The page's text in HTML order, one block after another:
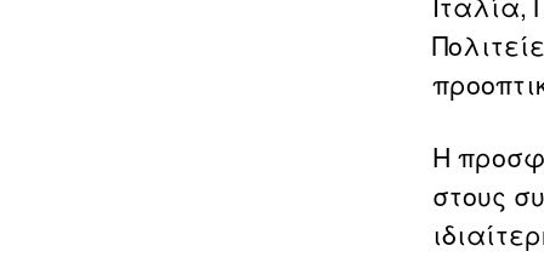
Η
στους